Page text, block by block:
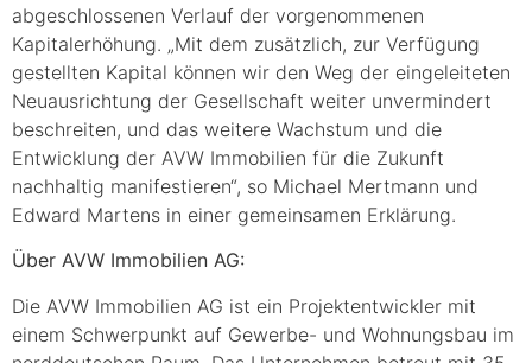
abgeschlossenen Verlauf der vorgenommenen
Kapitalerhöhung. „Mit dem zusätzlich, zur Verfügung
gestellten Kapital können wir den Weg der eingeleiteten
Neuausrichtung der Gesellschaft weiter unvermindert
beschreiten, und das weitere Wachstum und die
Entwicklung der AVW Immobilien für die Zukunft
nachhaltig manifestieren“, so Michael Mertmann und
Edward Martens in einer gemeinsamen Erklärung.
Über AVW Immobilien AG:
Die AVW Immobilien AG ist ein Projektentwickler mit
einem Schwerpunkt auf Gewerbe- und Wohnungsbau im